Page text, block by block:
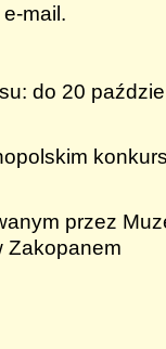
mail.
: do 20
przez
Zakopanem